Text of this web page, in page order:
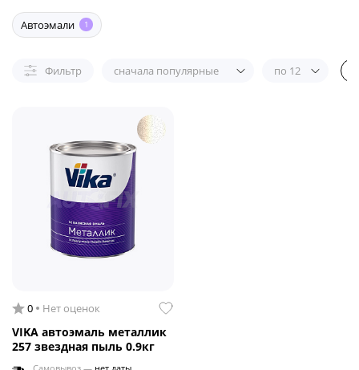
Автоэмали 1
Фильтр сначала популярные по 12
0 Нет оценок
VIKA автоэмаль металлик
257 звездная пыль 0.9кг